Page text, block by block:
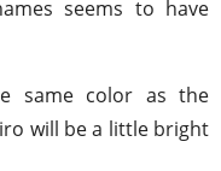
seems to have
same color as the
will be a little bright